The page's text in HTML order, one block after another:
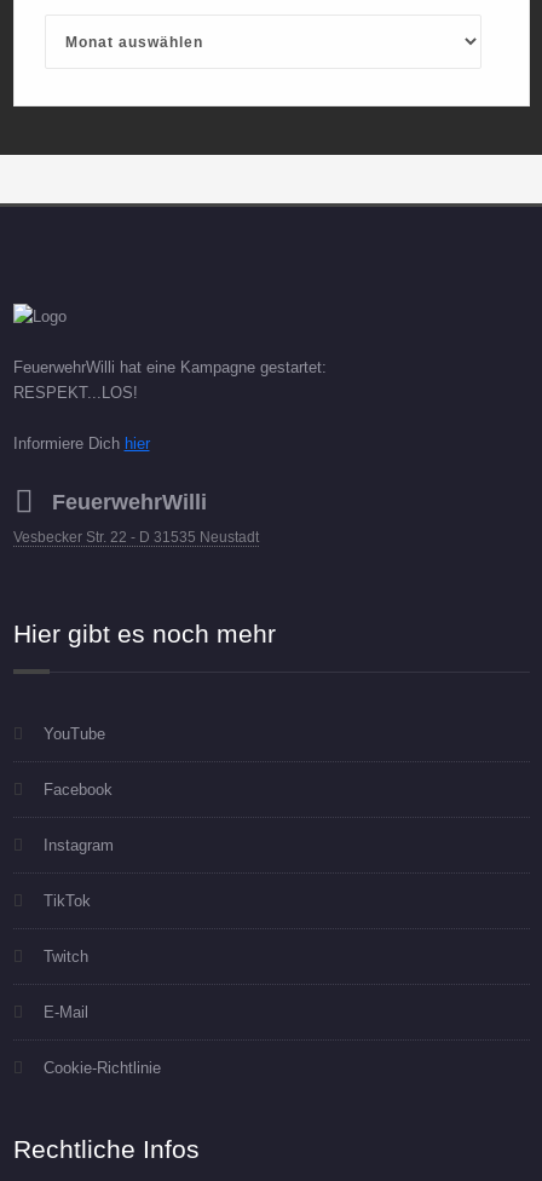
FeuerwehrWilli hat eine Kampagne gestartet:
RESPEKT...LOS!
Informiere Dich hier
FeuerwehrWilli
Vesbecker Str. 22 - D 31535 Neustadt
Hier gibt es noch mehr
YouTube
Facebook
Instagram
TikTok
Twitch
E-Mail
Cookie-Richtlinie
Rechtliche Infos